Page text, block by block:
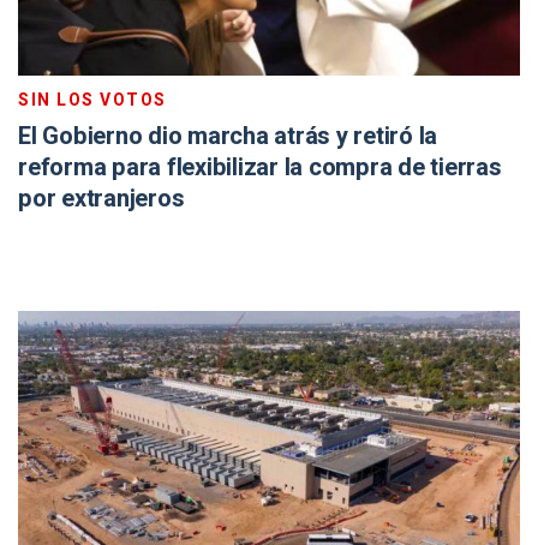
SIN LOS VOTOS
El Gobierno dio marcha atrás y retiró la
reforma para flexibilizar la compra de tierras
por extranjeros